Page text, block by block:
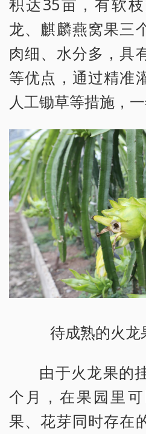
龙、麒麟燕窝果三
肉细、水分多，具
等优点，通过精准
人工锄草等措施，
待成熟的火龙
由于火龙果的
个月，在果园里
果、花芽同时存在